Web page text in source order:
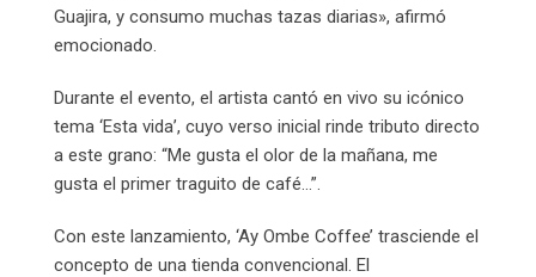
Guajira, y consumo muchas tazas diarias», afirmó
emocionado.
Durante el evento, el artista cantó en vivo su icónico
tema ‘Esta vida’, cuyo verso inicial rinde tributo directo
a este grano: “Me gusta el olor de la mañana, me
gusta el primer traguito de café…”.
Con este lanzamiento, ‘Ay Ombe Coffee’ trasciende el
concepto de una tienda convencional. El